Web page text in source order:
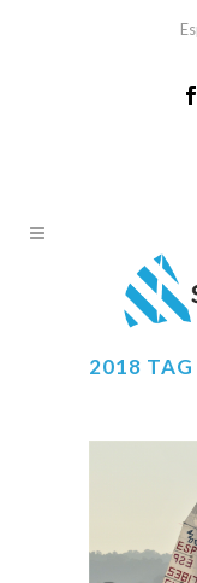
2018 TAG